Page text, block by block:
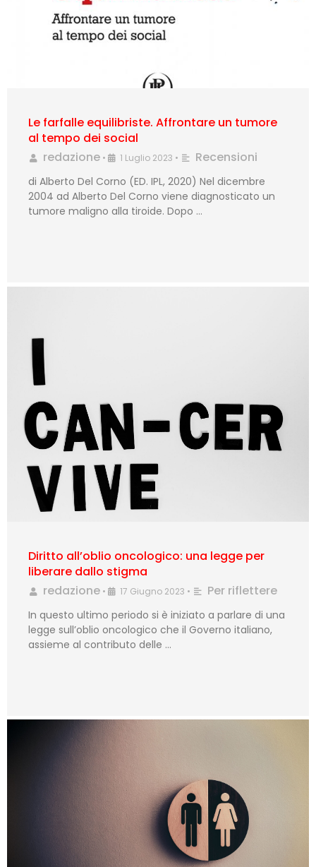
Le farfalle equilibriste. Affrontare un tumore
al tempo dei social
redazione • 1 Luglio 2023 • Recensioni
di Alberto Del Corno (ED. IPL, 2020) Nel dicembre
2004 ad Alberto Del Corno viene diagnosticato un
tumore maligno alla tiroide. Dopo …
Diritto all’oblio oncologico: una legge per
liberare dallo stigma
redazione • 17 Giugno 2023 • Per riflettere
In questo ultimo periodo si è iniziato a parlare di una
legge sull’oblio oncologico che il Governo italiano,
assieme al contributo delle …